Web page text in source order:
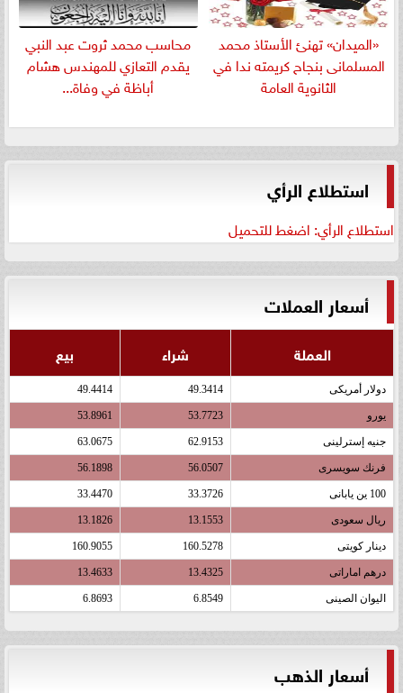
«الميدان» تهنئ الأستاذ محمد
المسلمانى بنجاح كريمته ندا في
الثانوية العامة
​محاسب محمد ثروت عبد النبي
يقدم التعازي للمهندس هشام
أباظة في وفاة...
استطلاع الرأي
استطلاع الرأي: اضغط للتحميل
أسعار العملات
العملة شراء بيع
دولار أمريكى 49.3414
49.4414
يورو 53.7723
53.8961
جنيه إسترلينى 62.9153
63.0675
فرنك سويسرى 56.0507
56.1898
100 ين يابانى 33.3726
33.4470
ريال سعودى 13.1553
13.1826
دينار كويتى 160.5278
160.9055
درهم اماراتى 13.4325
13.4633
اليوان الصينى 6.8549
6.8693
أسعار الذهب